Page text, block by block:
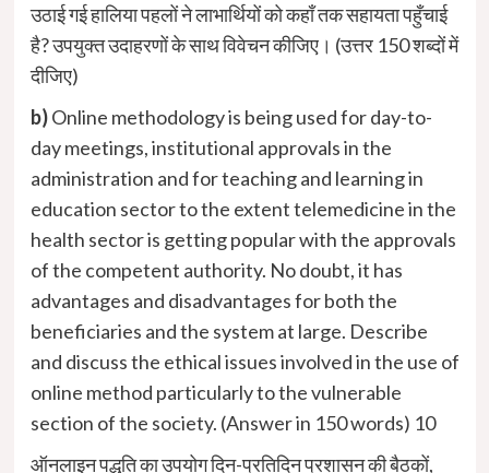
उठाई गई हालिया पहलों ने लाभार्थियों को कहाँ तक सहायता पहुँचाई
है? उपयुक्त उदाहरणों के साथ विवेचन कीजिए। (उत्तर 150 शब्दों में
दीजिए)
b)Online methodology is being used for day-to-
day meetings, institutional approvals in the
administration and for teaching and learning in
education sector to the extent telemedicine in the
health sector is getting popular with the approvals
of the competent authority. No doubt, it has
advantages and disadvantages for both the
beneficiaries and the system at large. Describe
and discuss the ethical issues involved in the use of
online method particularly to the vulnerable
section of the society. (Answer in 150 words) 10
ऑनलाइन पद्धति का उपयोग दिन-प्रतिदिन प्रशासन की बैठकों,